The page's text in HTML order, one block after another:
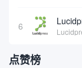
6
点赞榜